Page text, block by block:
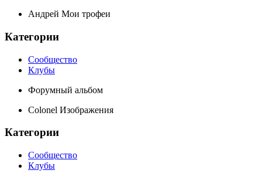
Андрей Мои трофеи
Категории
Сообщество
Клубы
Форумный альбом
Colonel Изображения
Категории
Сообщество
Клубы